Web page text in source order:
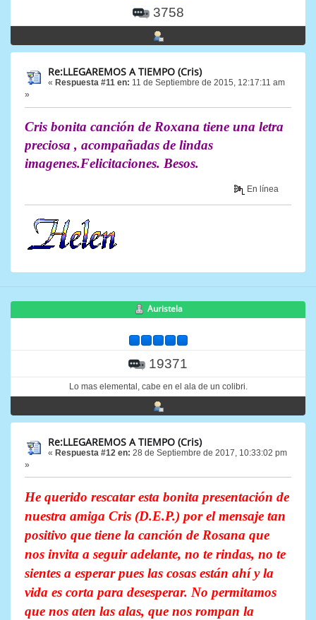
3758
Re:LLEGAREMOS A TIEMPO (Cris)
« Respuesta #11 en: 11 de Septiembre de 2015, 12:17:11 am
»
Cris bonita canción de Roxana tiene una letra
preciosa , acompañadas de lindas
imagenes.Felicitaciones. Besos.
En línea
Auristela
19371
Lo mas elemental, cabe en el ala de un colibri.
Re:LLEGAREMOS A TIEMPO (Cris)
« Respuesta #12 en: 28 de Septiembre de 2017, 10:33:02 pm
»
He querido rescatar esta bonita presentación de
nuestra amiga Cris (D.E.P.) por el mensaje tan
positivo que tiene la canción de Rosana que
nos invita a seguir adelante, no te rindas, no te
sientes a esperar pues las cosas están ahí y la
vida es corta para desesperar. No permitamos
que nos aten las alas, que nos rompan la